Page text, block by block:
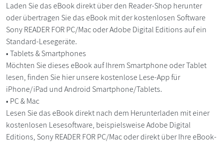
Laden Sie das eBook direkt über den Reader-Shop herunter
oder übertragen Sie das eBook mit der kostenlosen Software
Sony READER FOR PC/Mac oder Adobe Digital Editions auf ein
Standard-Lesegeräte.
• Tablets & Smartphones
Möchten Sie dieses eBook auf Ihrem Smartphone oder Tablet
lesen, finden Sie hier unsere kostenlose Lese-App für
iPhone/iPad und Android Smartphone/Tablets.
• PC & Mac
Lesen Sie das eBook direkt nach dem Herunterladen mit einer
kostenlosen Lesesoftware, beispielsweise Adobe Digital
Editions, Sony READER FOR PC/Mac oder direkt über Ihre eBook-